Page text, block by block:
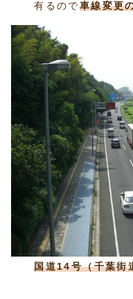
有るので車線変更
国道14号（千葉街